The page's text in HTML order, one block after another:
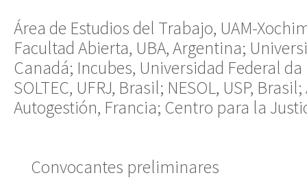
Área de Estudios del Trabajo, UAM-
Facultad Abierta, UBA, Argentina;
Canadá; Incubes, Universidad Federal
SOLTEC, UFRJ, Brasil; NESOL, USP,
Autogestión, Francia; Centro para la
Convocantes preliminares